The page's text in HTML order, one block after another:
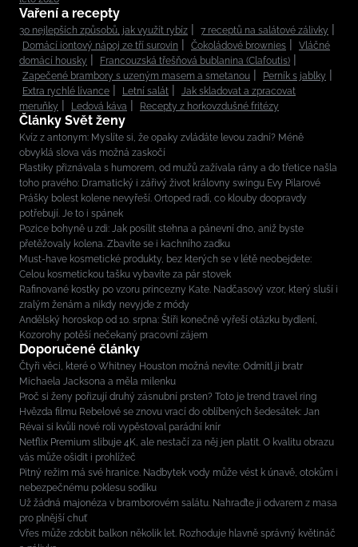
Vaření a recepty
30 nejlepších způsobů, jak využít rybíz
7 receptů na salátové zálivky
Domácí iontový nápoj ze tří surovin
Čokoládové brownies
Vláčné
domácí housky
Francouzská třešňová bublanina (Clafoutis)
Zapečené brambory s uzeným masem a smetanou
Perník s jablky
Extra rychlé lívance
Letní salát
Jak skladovat a zpracovat
meruňky
Ledová káva Recepty z horkovzdušné fritézy
Články Svět ženy
Kvíz z antonym: Myslíte si, že opaky zvládáte levou zadní? Méně
obvyklá slova vás možná zaskočí
Plastiky přiznávala s humorem, od mužů zažívala rány a do třetice našla
toho pravého: Dramatický i zářivý život královny swingu Evy Pilarové
Prášky bolest kolene nevyřeší. Ortoped radí, co klouby doopravdy
potřebují. Je to i spánek
Pozice bohyně u zdi: Jak posílit stehna a pánevní dno, aniž byste
přetěžovaly kolena. Zbavíte se i kachního zadku
Must-have kosmetické produkty, bez kterých se v létě neobejdete:
Celou kosmetickou tašku vybavíte za pár stovek
Rafinované kostky po vzoru princezny Kate. Nadčasový vzor, který sluší i
zralým ženám a nikdy nevyjde z módy
Andělský horoskop od 10. srpna: Štíři konečně vyřeší otázku bydlení,
Kozorohy potěší nečekaný pracovní zájem
Doporučené články
Čtyři věci, které o Whitney Houston možná nevíte: Odmítl ji bratr
Michaela Jacksona a měla milenku
Proč si ženy pořizují druhý zásnubní prsten? Toto je trend travel ring
Hvězda filmu Rebelové se znovu vrací do oblíbených šedesátek: Jan
Révai si kvůli nové roli vypěstoval parádní knír
Netflix Premium slibuje 4K, ale nestačí za něj jen platit. O kvalitu obrazu
vás může ošidit i prohlížeč
Pitný režim má své hranice. Nadbytek vody může vést k únavě, otokům i
nebezpečnému poklesu sodíku
Už žádná majonéza v bramborovém salátu. Nahraďte ji odvarem z masa
pro plnější chuť
Vřes může zdobit balkon několik let. Rozhoduje hlavně správný květináč